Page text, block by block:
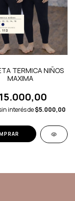
TERMICA NIÑOS
MAXIMA
interés de$5.000,00